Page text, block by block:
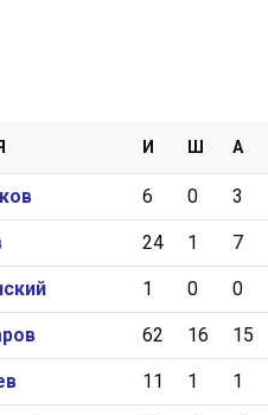
И Ш А
6 0 3
24 1 7
1 0 0
62 16 15
11 1 1